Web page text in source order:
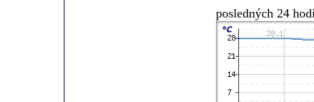
posledných 24